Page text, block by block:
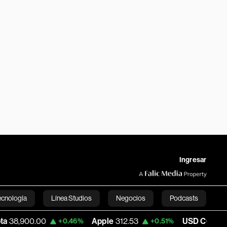
Ingresar
Línea Studios Negocios Podcasts
English
+0.46% Apple 312.53 +0.51% USD COP 3,159.39